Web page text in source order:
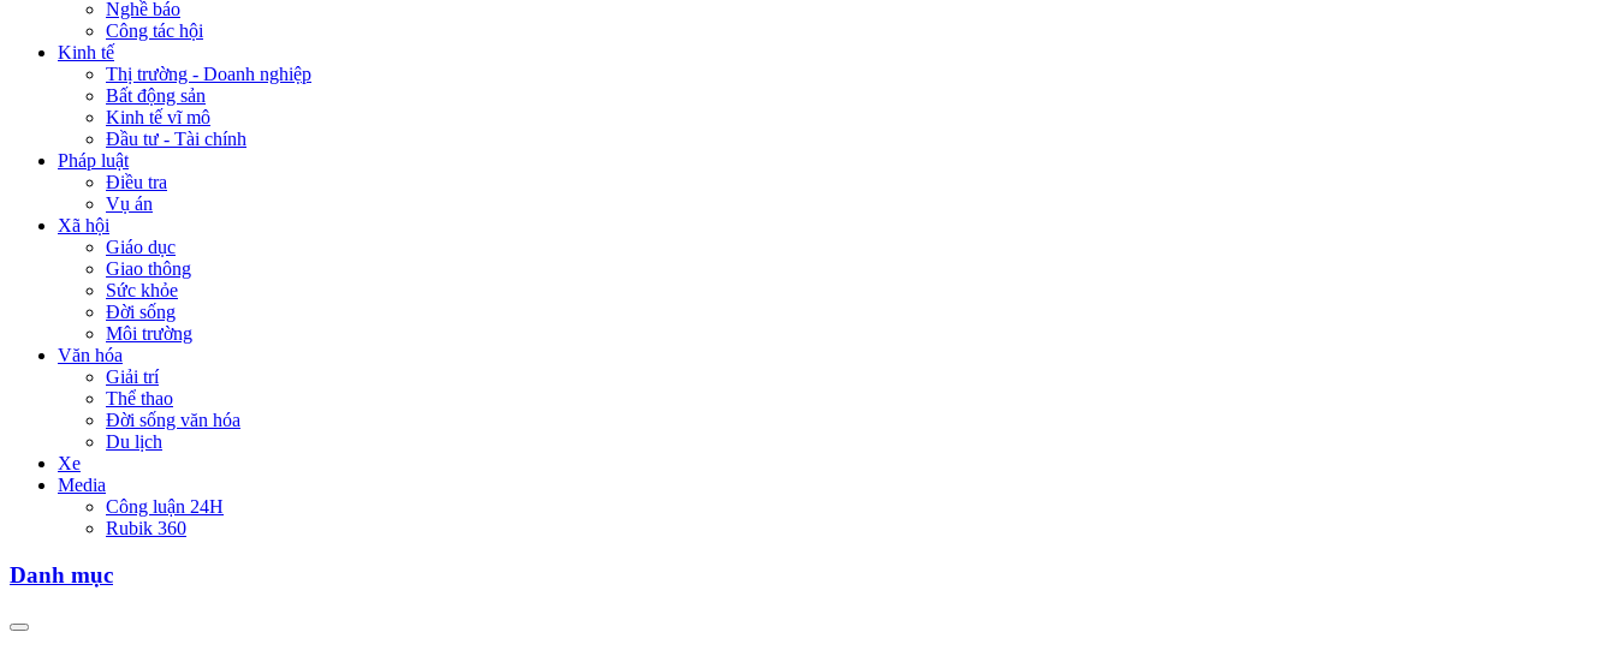
Nghề báo
Công tác hội
Kinh tế
Thị trường - Doanh nghiệp
Bất động sản
Kinh tế vĩ mô
Đầu tư - Tài chính
Pháp luật
Điều tra
Vụ án
Xã hội
Giáo dục
Giao thông
Sức khỏe
Đời sống
Môi trường
Văn hóa
Giải trí
Thể thao
Đời sống văn hóa
Du lịch
Xe
Media
Công luận 24H
Rubik 360
Danh mục